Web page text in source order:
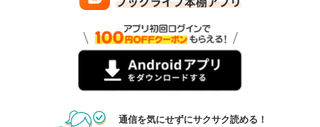
通信を気にせずにサクサク読める！